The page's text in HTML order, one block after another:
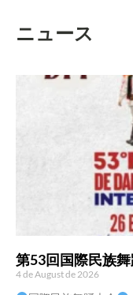
ニュース
第53回国際民族
4 de August de 2026